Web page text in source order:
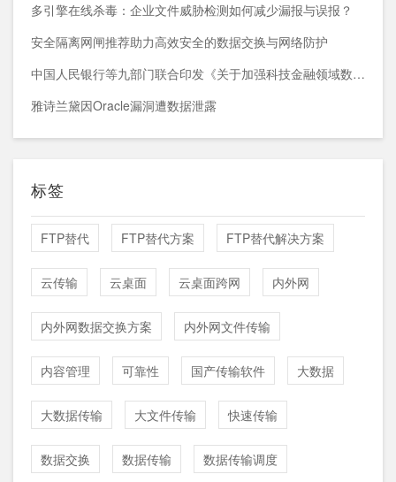
多引擎在线杀毒：企业文件威胁检测如何减少漏报与误报？
安全隔离网闸推荐助力高效安全的数据交换与网络防护
中国人民银行等九部门联合印发《关于加强科技金融领域数据开发利用的通知》
雅诗兰黛因Oracle漏洞遭数据泄露
标签
FTP替代 FTP替代方案 FTP替代解决方案
云传输 云桌面 云桌面跨网 内外网
内外网数据交换方案 内外网文件传输
内容管理 可靠性 国产传输软件 大数据
大数据传输 大文件传输 快速传输
数据交换 数据传输 数据传输调度